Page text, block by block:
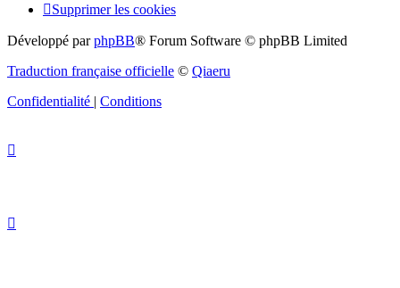
Supprimer les cookies
Développé parphpBB® Forum Software © phpBB Limited
Traduction française officielle © Qiaeru
Confidentialité | Conditions